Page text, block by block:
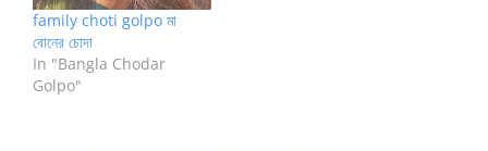
family choti golpo মা
বোনের চোদা
In "Bangla Chodar
Golpo"